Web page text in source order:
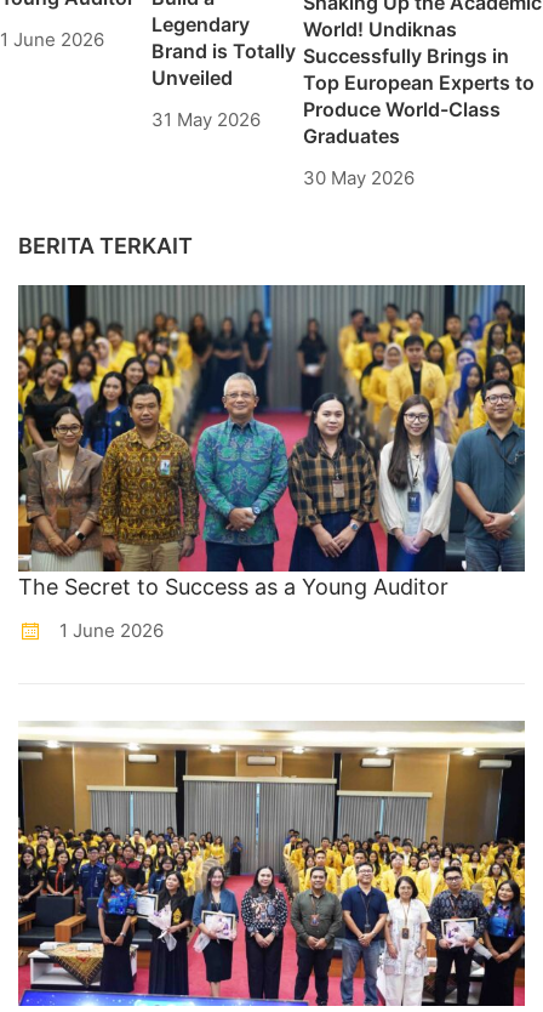
1 June 2026
Legendary
Brand is Totally
Unveiled
31 May 2026
World! Undiknas
Successfully Brings in
Top European Experts to
Produce World-Class
Graduates
30 May 2026
BERITA TERKAIT
The Secret to Success as a Young Auditor
1 June 2026